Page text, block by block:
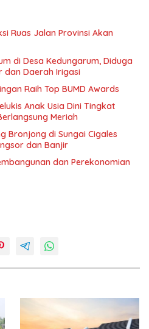
Ruas Jalan Provinsi Akan
di Desa Kedungarum, Diduga
dan Daerah Irigasi
Raih Top BUMD Awards
Anak Usia Dini Tingkat
Bronjong di Sungai Cigales
dan Banjir
dan Perekonomian